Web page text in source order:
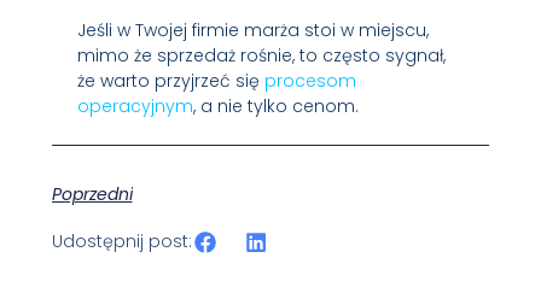
Jeśli w Twojej firmie marża stoi w miejscu,
mimo że sprzedaż rośnie, to często sygnał,
że warto przyjrzeć się procesom
operacyjnym, a nie tylko cenom.
Poprzedni
Udostępnij post: